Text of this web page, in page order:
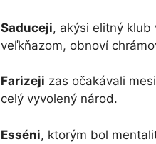
Saduceji, akýsi elitný klub
veľkňazom, obnoví
Farizeji zas očakávali
celý vyvolený národ.
Esséni, ktorým bol